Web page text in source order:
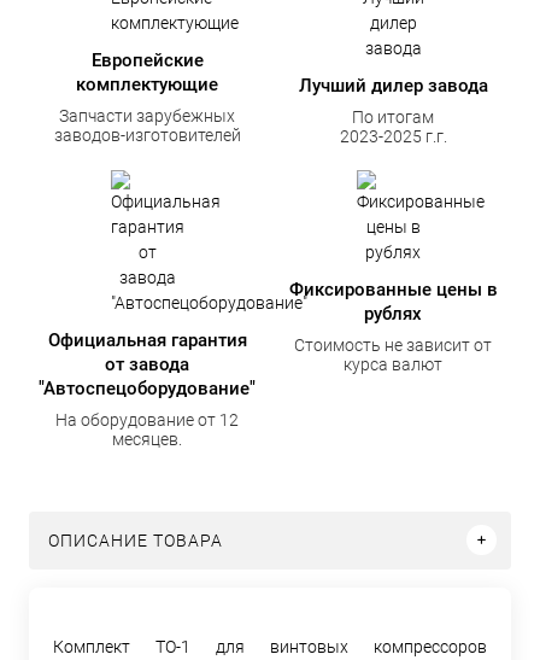
Европейские
комплектующие
Запчасти зарубежных
заводов-изготовителей
Лучший дилер завода
По итогам
2023-2025 г.г.
Официальная гарантия
от завода
"Автоспецоборудование"
На оборудование от 12
месяцев.
Фиксированные цены в
рублях
Стоимость не зависит от
курса валют
ОПИСАНИЕ ТОВАРА
Комплект ТО-1 для винтовых компрессоров